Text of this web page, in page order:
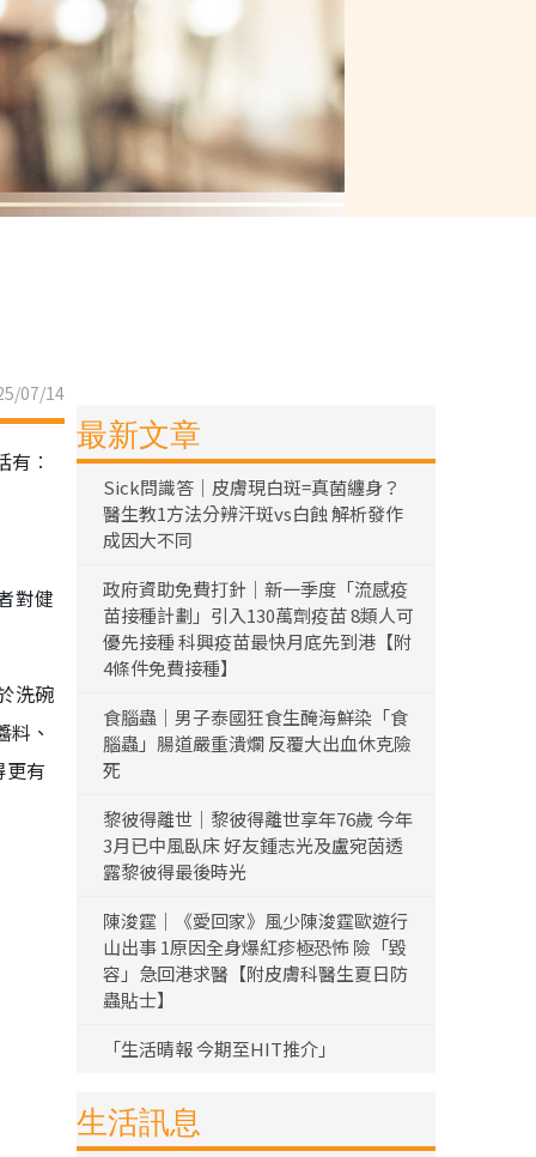
07/14
︰
對健
洗碗
、
有
最新文章
Sick問識答｜皮膚現白斑=真菌纏身？
醫生教1方法分辨汗斑vs白蝕 解析發作
成因大不同
政府資助免費打針｜新一季度「流感疫
苗接種計劃」引入130萬劑疫苗 8類人可
優先接種 科興疫苗最快月底先到港【附
4條件免費接種】
食腦蟲｜男子泰國狂食生醃海鮮染「食
腦蟲」腸道嚴重潰爛 反覆大出血休克險
死
黎彼得離世｜黎彼得離世享年76歲 今年
3月已中風臥床 好友鍾志光及盧宛茵透
露黎彼得最後時光
陳浚霆｜《愛回家》風少陳浚霆歐遊行
山出事 1原因全身爆紅疹極恐怖 險「毀
容」急回港求醫【附皮膚科醫生夏日防
蟲貼士】
「生活晴報 今期至HIT推介」
生活訊息